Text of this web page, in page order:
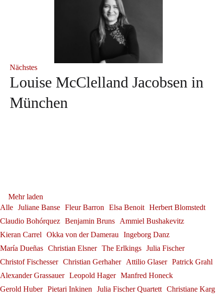
Nächstes
Louise McClelland Jacobsen in
München
Ammiel Bushakevitz bei den
Salzburger Festspielen
Konstantin Krimmel
Internacional de Santander
Franz-Josef Selig
Gerold Huber erhält das
Bundesverdienstkreuz am
Bande
Gerold Huber
Alexander Grassauer in
Bayreuth
Alexander Grassauer
Georg Zeppenfeld bei den
Bayreuther Festspielen
Georg Zeppenfeld
Mehr laden
Alle Juliane Banse Fleur Barron Elsa Benoit Herbert Blomstedt
Claudio Bohórquez Benjamin Bruns Ammiel Bushakevitz
Kieran Carrel Okka von der Damerau Ingeborg Danz
María Dueñas Christian Elsner The Erlkings Julia Fischer
Christof Fischesser Christian Gerhaher Attilio Glaser Patrick Grahl
Alexander Grassauer Leopold Hager Manfred Honeck
Gerold Huber Pietari Inkinen Julia Fischer Quartett Christiane Karg